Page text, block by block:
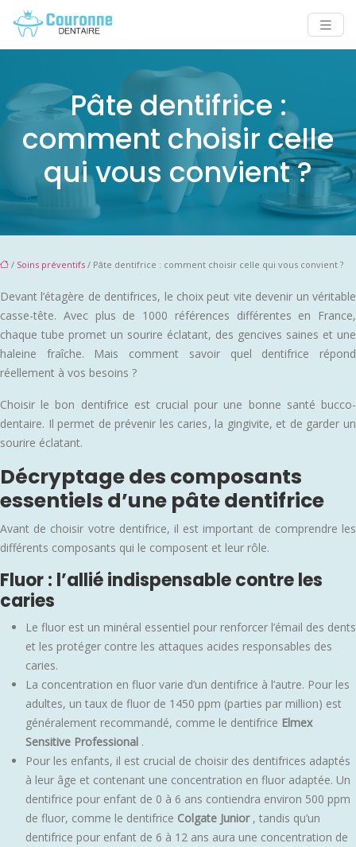
Pâte dentifrice :
comment choisir celle
qui vous convient ?
/ Soins préventifs / Pâte dentifrice : comment choisir celle qui vous convient ?
Devant l’étagère de dentifrices, le choix peut vite devenir un véritable
casse-tête. Avec plus de 1000 références différentes en France,
chaque tube promet un sourire éclatant, des gencives saines et une
haleine fraîche. Mais comment savoir quel dentifrice répond
réellement à vos besoins ?
Choisir le bon dentifrice est crucial pour une bonne santé bucco-
dentaire. Il permet de prévenir les caries, la gingivite, et de garder un
sourire éclatant.
Décryptage des composants
essentiels d’une pâte dentifrice
Avant de choisir votre dentifrice, il est important de comprendre les
différents composants qui le composent et leur rôle.
Fluor : l’allié indispensable contre les
caries
Le fluor est un minéral essentiel pour renforcer l’émail des dents
et les protéger contre les attaques acides responsables des
caries.
La concentration en fluor varie d’un dentifrice à l’autre. Pour les
adultes, un taux de fluor de 1450 ppm (parties par million) est
généralement recommandé, comme le dentifrice Elmex
Sensitive Professional .
Pour les enfants, il est crucial de choisir des dentifrices adaptés
à leur âge et contenant une concentration en fluor adaptée. Un
dentifrice pour enfant de 0 à 6 ans contiendra environ 500 ppm
de fluor, comme le dentifrice Colgate Junior , tandis qu’un
dentifrice pour enfant de 6 à 12 ans aura une concentration de